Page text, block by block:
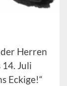
Herren
Juli
Eckige!“